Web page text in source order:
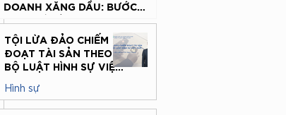
MÔI TRƯỜNG MẠNG – DỊCH
CHUYÊN SÂU
DOANH XĂNG DẦU: BƯỚC
ĐỘT PHÁ TỪ TƯ DUY “HẬU
KIỂM”
TỘI LỪA ĐẢO CHIẾM
ĐOẠT TÀI SẢN THEO
BỘ LUẬT HÌNH SỰ VIỆT
Hình sự